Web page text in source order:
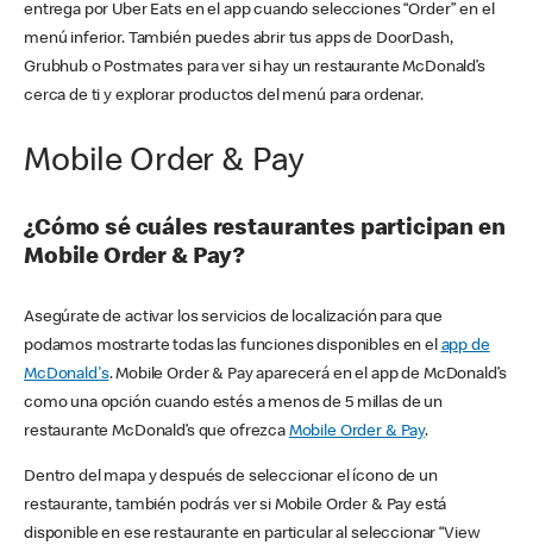
entrega por Uber Eats en el app cuando selecciones “Order” en el
menú inferior. También puedes abrir tus apps de DoorDash,
Grubhub o Postmates para ver si hay un restaurante McDonald’s
cerca de ti y explorar productos del menú para ordenar.
Mobile Order & Pay
¿Cómo sé cuáles restaurantes participan en
Mobile Order & Pay?
Asegúrate de activar los servicios de localización para que
podamos mostrarte todas las funciones disponibles en el app de
McDonald's. Mobile Order & Pay aparecerá en el app de McDonald’s
como una opción cuando estés a menos de 5 millas de un
restaurante McDonald’s que ofrezca Mobile Order & Pay.
Dentro del mapa y después de seleccionar el ícono de un
restaurante, también podrás ver si Mobile Order & Pay está
disponible en ese restaurante en particular al seleccionar “View